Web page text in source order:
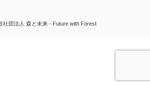
社団法人 森と未来 - Future with Forest